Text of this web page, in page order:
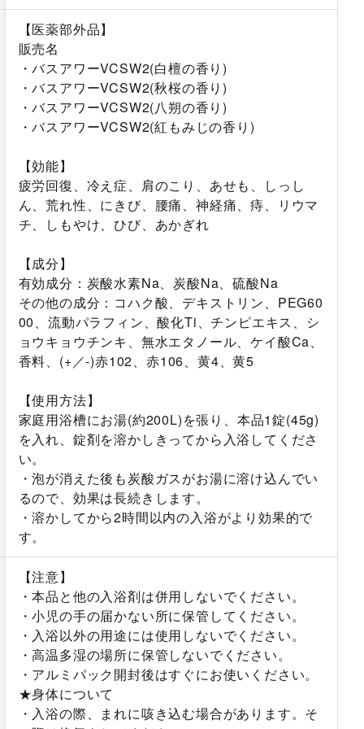
【医薬部外品】
販売名
・バスアワーVCSW2(白檀の香り)
・バスアワーVCSW2(秋桜の香り)
・バスアワーVCSW2(八朔の香り)
・バスアワーVCSW2(紅もみじの香り)
【効能】
疲労回復、冷え症、肩のこり、あせも、しっし
ん、荒れ性、にきび、腰痛、神経痛、痔、リウマ
チ、しもやけ、ひび、あかぎれ
【成分】
有効成分：炭酸水素Na、炭酸Na、硫酸Na
その他の成分：コハク酸、デキストリン、PEG60
00、流動パラフィン、酸化Ti、チンピエキス、シ
ョウキョウチンキ、無水エタノール、ケイ酸Ca、
香料、(+／-)赤102、赤106、黄4、黄5
【使用方法】
家庭用浴槽にお湯(約200L)を張り、本品1錠(45g)
を入れ、錠剤を溶かしきってから入浴してくださ
い。
・泡が消えた後も炭酸ガスがお湯に溶け込んでい
るので、効果は長続きします。
・溶かしてから2時間以内の入浴がより効果的で
す。
【注意】
・本品と他の入浴剤は併用しないでください。
・小児の手の届かない所に保管してください。
・入浴以外の用途には使用しないでください。
・高温多湿の場所に保管しないでください。
・アルミパック開封後はすぐにお使いください。
★身体について
・入浴の際、まれに咳き込む場合があります。そ